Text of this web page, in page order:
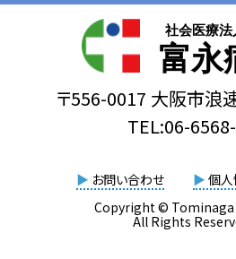
社会医療法
富永
〒556-0017 大阪市浪
TEL:06-
▶ お問い合わせ ▶ 個
Copyright © Tominaga
All Rights